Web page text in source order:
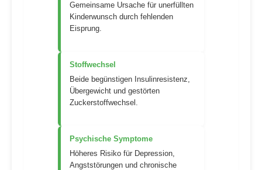
Gemeinsame Ursache für unerfüllten
Kinderwunsch durch fehlenden
Eisprung.
Stoffwechsel
Beide begünstigen Insulinresistenz,
Übergewicht und gestörten
Zuckerstoffwechsel.
Psychische Symptome
Höheres Risiko für Depression,
Angststörungen und chronische